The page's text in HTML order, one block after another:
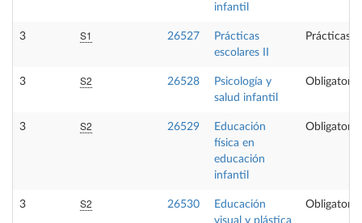
infantil
3 S1 26527
Prácticas
escolares II
Prácticas
3 S2 26528
Psicología y
salud infantil
Obligatoria
3 S2 26529
Educación
física en
educación
infantil
Obligatoria
3 S2 26530
Educación
visual y plástica
Obligatoria